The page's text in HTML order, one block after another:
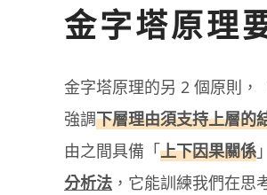
金字塔原理
金字塔原理的另 2 個原則，
強調下層理由須支持上層的
由之間具備「上下因果關係
分析法 ，它能訓練我們在思